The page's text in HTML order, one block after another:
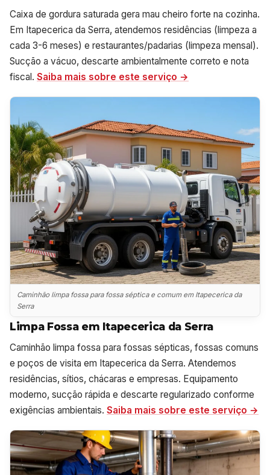
Caixa de gordura saturada gera mau cheiro forte na cozinha.
Em Itapecerica da Serra, atendemos residências (limpeza a
cada 3-6 meses) e restaurantes/padarias (limpeza mensal).
Sucção a vácuo, descarte ambientalmente correto e nota
fiscal. Saiba mais sobre este serviço →
Caminhão limpa fossa para fossa séptica e comum em Itapecerica da
Serra
Limpa Fossa em Itapecerica da Serra
Caminhão limpa fossa para fossas sépticas, fossas comuns
e poços de visita em Itapecerica da Serra. Atendemos
residências, sítios, chácaras e empresas. Equipamento
moderno, sucção rápida e descarte regularizado conforme
exigências ambientais. Saiba mais sobre este serviço →